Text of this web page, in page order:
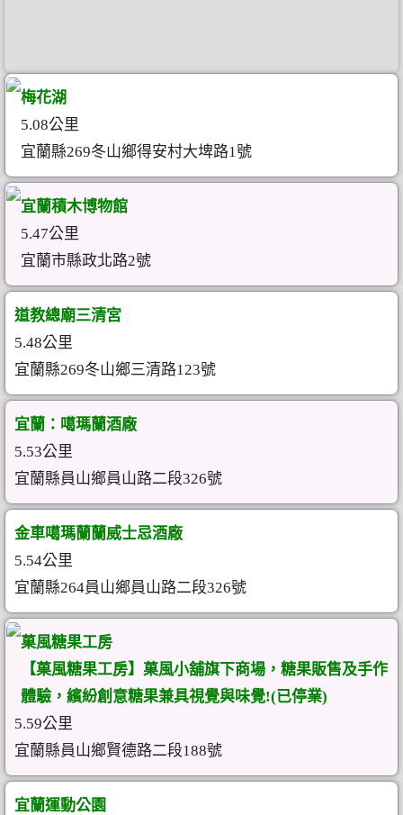
梅花湖
5.08公里
宜蘭縣269冬山鄉得安村大埤路1號
宜蘭積木博物館
5.47公里
宜蘭市縣政北路2號
道教總廟三清宮
5.48公里
宜蘭縣269冬山鄉三清路123號
宜蘭：噶瑪蘭酒廠
5.53公里
宜蘭縣員山鄉員山路二段326號
金車噶瑪蘭蘭威士忌酒廠
5.54公里
宜蘭縣264員山鄉員山路二段326號
菓風糖果工房
【菓風糖果工房】菓風小舖旗下商場，糖果販售及手作
體驗，繽紛創意糖果兼具視覺與味覺!(已停業)
5.59公里
宜蘭縣員山鄉賢德路二段188號
宜蘭運動公園